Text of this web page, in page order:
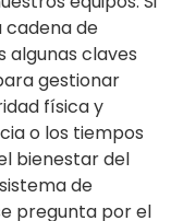
cadena de
algunas claves
gestionar
física y
o los tiempos
bienestar del
de
pregunta por el